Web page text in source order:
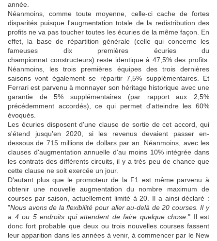
année.
Néanmoins, comme toute moyenne, celle-ci cache de fortes
disparités puisque l'augmentation totale de la redistribution des
profits ne va pas toucher toutes les écuries de la même façon. En
effet, la base de répartition générale (celle qui concerne les
fameuses dix premières écuries du
championnat constructeurs) reste identique à 47,5% des profits.
Néanmoins, les trois premières équipes des trois dernières
saisons vont également se répartir 7,5% supplémentaires. Et
Ferrari est parvenu à monnayer son héritage historique avec une
garantie de 5% supplémentaires (par rapport aux 2,5%
précédemment accordés), ce qui permet d'atteindre les 60%
évoqués.
Les écuries disposent d'une clause de sortie de cet accord, qui
s'étend jusqu'en 2020, si les revenus devaient passer en-
dessous de 715 millions de dollars par an. Néanmoins, avec les
clauses d'augmentation annuelle d'au moins 10% intégrée dans
les contrats des différents circuits, il y a très peu de chance que
cette clause ne soit exercée un jour.
D'autant plus que le promoteur de la F1 est même parvenu à
obtenir une nouvelle augmentation du nombre maximum de
courses par saison, actuellement limité à 20. Il a ainsi déclaré :
"Nous avons de la flexibilité pour aller au-delà de 20 courses. Il y
a 4 ou 5 endroits qui attendent de faire quelque chose ." Il est
donc fort probable que deux ou trois nouvelles courses fassent
leur apparition dans les années à venir, à commencer par le New